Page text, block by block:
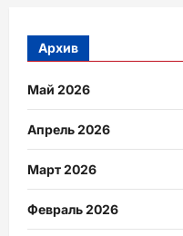
Архив
Май 2026
Апрель 2026
Март 2026
Февраль 2026